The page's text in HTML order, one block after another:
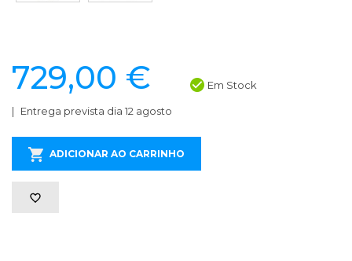
729,00 € Em Stock
Entrega prevista dia 12 agosto
ADICIONAR AO CARRINHO